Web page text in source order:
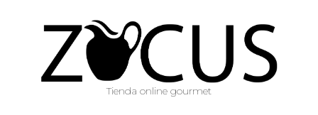
Tienda online gourmet